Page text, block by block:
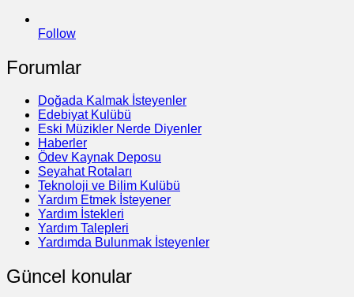
Follow
Forumlar
Doğada Kalmak İsteyenler
Edebiyat Kulübü
Eski Müzikler Nerde Diyenler
Haberler
Ödev Kaynak Deposu
Seyahat Rotaları
Teknoloji ve Bilim Kulübü
Yardım Etmek İsteyener
Yardım İstekleri
Yardım Talepleri
Yardımda Bulunmak İsteyenler
Güncel konular